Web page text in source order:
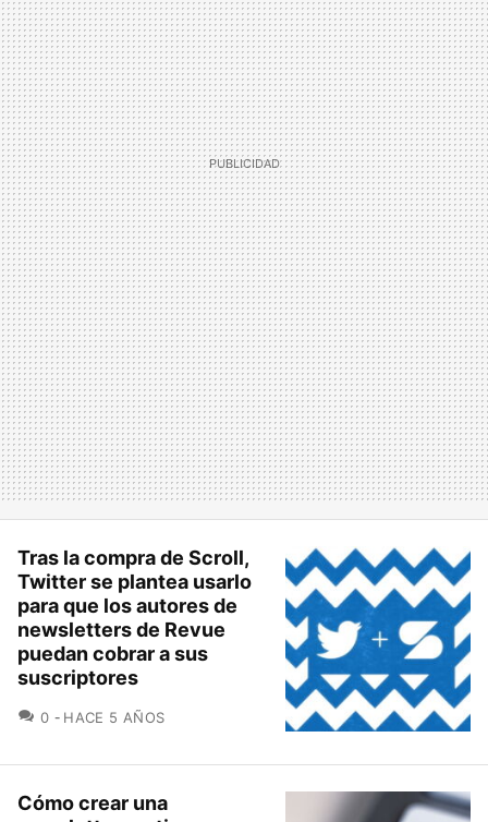
Tras la compra de Scroll,
Twitter se plantea usarlo
para que los autores de
newsletters de Revue
puedan cobrar a sus
suscriptores
0 COMENTARIOS
HACE 5 AÑOS
Cómo crear una